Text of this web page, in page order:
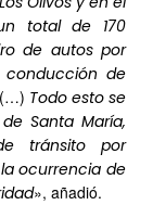
total de 170
de autos por
de
(…) Todo esto se
Santa María,
tránsito por
ocurrencia de
», añadió.